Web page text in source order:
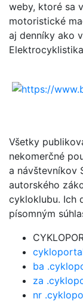
weby, ktoré sa
motoristické
aj denníky ako
Všetky
nekomerčné
a návštevníkov
autorského
cykloklubu. Ich
písomným
ba
za
nr